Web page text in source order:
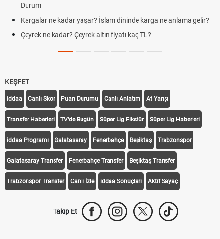
Durum
Kargalar ne kadar yaşar? İslam dininde karga ne anlama gelir?
Çeyrek ne kadar? Çeyrek altın fiyatı kaç TL?
KEŞFET
iddaa Canlı Skor Puan Durumu Canlı Anlatım At Yarışı
Transfer Haberleri TV'de Bugün Süper Lig Fikstür Süper Lig Haberleri
iddaa Programı Galatasaray Fenerbahçe Beşiktaş Trabzonspor
Galatasaray Transfer Fenerbahçe Transfer Beşiktaş Transfer
Trabzonspor Transfer Canlı İzle iddaa Sonuçları Aktif Sayaç
Takip Et